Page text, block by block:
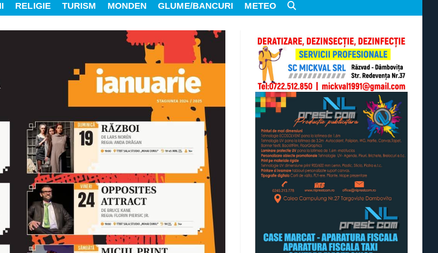
RELIGIE TURISM MONDEN GLUME/BANCURI METEO TOGGLE
SEARCH